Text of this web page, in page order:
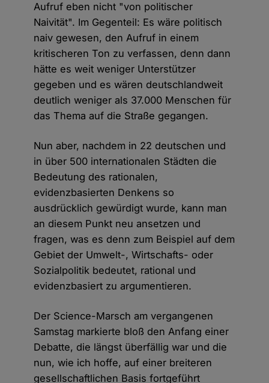
Aufruf eben nicht "von politischer
Naivität". Im Gegenteil: Es wäre politisch
naiv gewesen, den Aufruf in einem
kritischeren Ton zu verfassen, denn dann
hätte es weit weniger Unterstützer
gegeben und es wären deutschlandweit
deutlich weniger als 37.000 Menschen für
das Thema auf die Straße gegangen.
Nun aber, nachdem in 22 deutschen und
in über 500 internationalen Städten die
Bedeutung des rationalen,
evidenzbasierten Denkens so
ausdrücklich gewürdigt wurde, kann man
an diesem Punkt neu ansetzen und
fragen, was es denn zum Beispiel auf dem
Gebiet der Umwelt-, Wirtschafts- oder
Sozialpolitik bedeutet, rational und
evidenzbasiert zu argumentieren.
Der Science-Marsch am vergangenen
Samstag markierte bloß den Anfang einer
Debatte, die längst überfällig war und die
nun, wie ich hoffe, auf einer breiteren
gesellschaftlichen Basis fortgeführt